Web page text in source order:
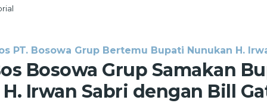
Samakan
Bupati
Nunukan
H.
Irwan
PT. Bosowa Grup Bertemu Bupati Nunukan H.
Bosowa Grup Samakan
Irwan Sabri dengan Bill